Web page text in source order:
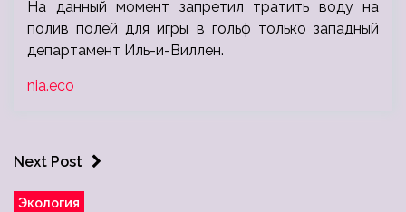
На данный момент запретил тратить воду на
полив полей для игры в гольф только западный
департамент Иль-и-Виллен.
nia.eco
Next Post
Экология